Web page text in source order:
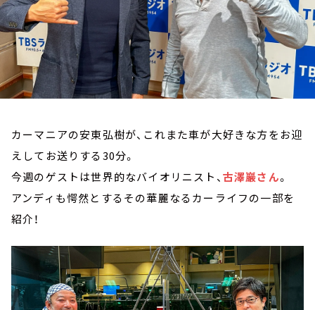
カーマニアの安東弘樹が、これまた車が大好きな方をお迎
えしてお送りする30分。
今週のゲストは世界的なバイオリニスト、古澤巖さん。
アンディも愕然とするその華麗なるカーライフの一部を
紹介！